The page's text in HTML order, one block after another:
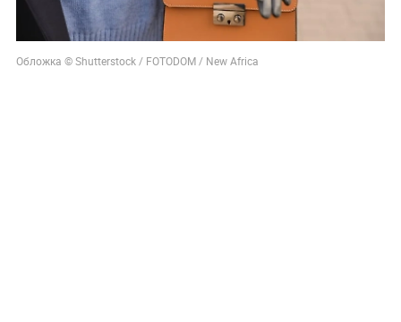
Обложка © Shutterstock / FOTODOM / New Africa